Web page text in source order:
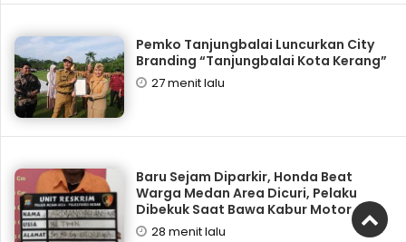
Pemko Tanjungbalai Luncurkan City
Branding “Tanjungbalai Kota Kerang”
27 menit lalu
Baru Sejam Diparkir, Honda Beat
Warga Medan Area Dicuri, Pelaku
Dibekuk Saat Bawa Kabur Motor
28 menit lalu